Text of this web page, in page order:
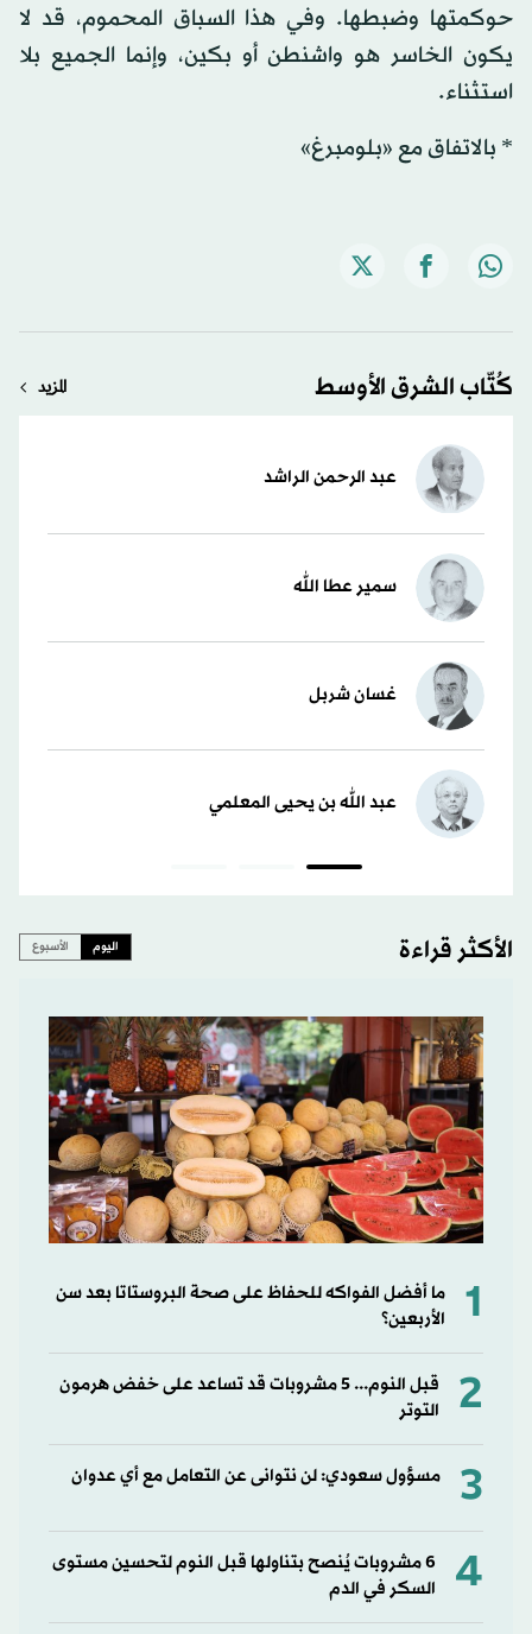
حوكمتها وضبطها. وفي هذا السباق المحموم، قد لا
يكون الخاسر هو واشنطن أو بكين، وإنما الجميع بلا
استثناء.
* بالاتفاق مع «بلومبرغ»
كُتّاب الشرق الأوسط المزيد
عبد الرحمن الراشد
سمير عطا الله
غسان شربل
عبد الله بن يحيى المعلمي
الأكثر قراءة اليوم الأسبوع
1
ما أفضل الفواكه للحفاظ على صحة البروستاتا بعد سن
الأربعين؟
2
قبل النوم... 5 مشروبات قد تساعد على خفض هرمون
التوتر
3 مسؤول سعودي: لن نتوانى عن التعامل مع أي عدوان
4
6 مشروبات يُنصح بتناولها قبل النوم لتحسين مستوى
السكر في الدم